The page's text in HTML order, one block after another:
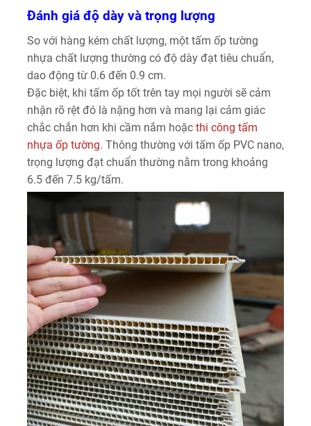
Đánh giá độ dày và trọng lượng
So với hàng kém chất lượng, một tấm ốp tường
nhựa chất lượng thường có độ dày đạt tiêu chuẩn,
dao động từ 0.6 đến 0.9 cm.
Đặc biệt, khi tấm ốp tốt trên tay mọi người sẽ cảm
nhận rõ rệt đó là nặng hơn và mang lại cảm giác
chắc chắn hơn khi cầm nắm hoặc thi công tấm
nhựa ốp tường. Thông thường với tấm ốp PVC nano,
trọng lượng đạt chuẩn thường nằm trong khoảng
6.5 đến 7.5 kg/tấm.